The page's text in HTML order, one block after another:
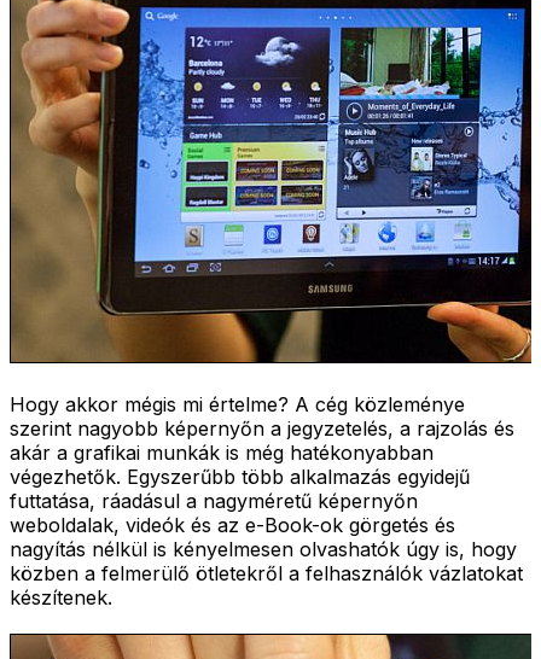
Hogy akkor mégis mi értelme? A cég közleménye
szerint nagyobb képernyőn a jegyzetelés, a rajzolás és
akár a grafikai munkák is még hatékonyabban
végezhetők. Egyszerűbb több alkalmazás egyidejű
futtatása, ráadásul a nagyméretű képernyőn
weboldalak, videók és az e-Book-ok görgetés és
nagyítás nélkül is kényelmesen olvashatók úgy is, hogy
közben a felmerülő ötletekről a felhasználók vázlatokat
készítenek.